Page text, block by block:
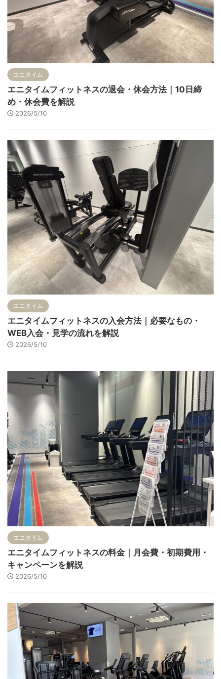
エニタイム
エニタイムフィットネスの退会・休会方法｜10日締
め・休会費を解説
2026/5/10
エニタイム
エニタイムフィットネスの入会方法｜必要なもの・
WEB入会・見学の流れを解説
2026/5/10
エニタイム
エニタイムフィットネスの料金｜月会費・初期費用・
キャンペーンを解説
2026/5/10